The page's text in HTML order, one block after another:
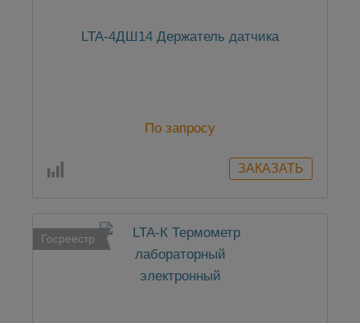
LTA-4ДШ14 Держатель датчика
По запросу
Госреестр